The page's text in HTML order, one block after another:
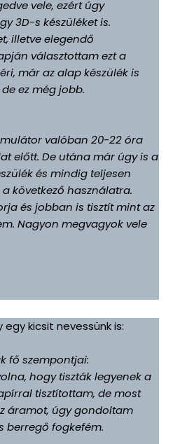
vele, ezért úgy
3D-s készüléket is.
illetve elegendő
választottam ezt a
már az alap készülék is
ez még jobb.
valóban 20-22 óra
előtt. De utána már úgy is a
és mindig teljesen
következő használatra.
és jobban is tisztít mint az
Nagyon megvagyok vele
kicsit nevessünk is:
fő szempontjai:
hogy tiszták legyenek a
tisztítottam, de most
áramot, úgy gondoltam
berregő fogkefém.